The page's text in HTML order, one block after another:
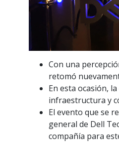
Con una
retomó
En esta ocasión,
infraestructura y
El evento que se
general de Dell
compañía para